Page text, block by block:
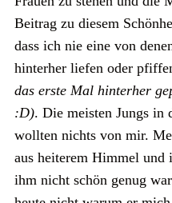
Beitrag zu diesem
dass ich nie eine von
hinterher liefen oder
das erste Mal hinterher
:D). Die meisten Jungs in
wollten nichts von mir.
aus heiterem Himmel und
ihm nicht schön genug